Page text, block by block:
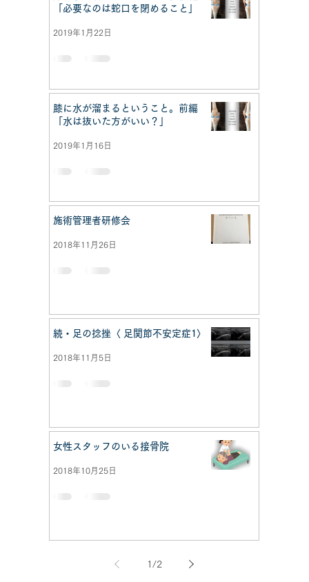
「必要なのは蛇口を閉めること」
2019年1月22日
膝に水が溜まるということ。前編
「水は抜いた方がいい？」
2019年1月16日
施術管理者研修会
2018年11月26日
続・足の捻挫〈 足関節不安定症1〉
2018年11月5日
女性スタッフのいる接骨院
2018年10月25日
1 /2